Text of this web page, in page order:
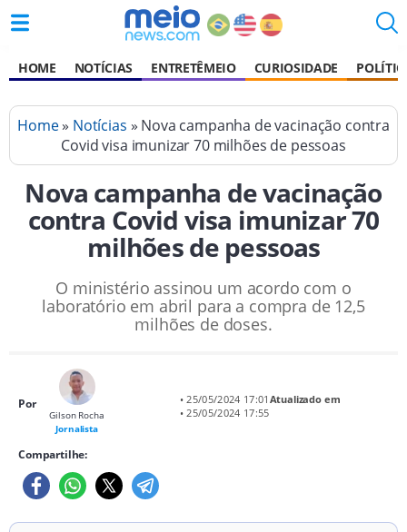
HOME NOTÍCIAS ENTRETÊMEIO CURIOSIDADE
Home» Notícias » Nova campanha de vacinação contra
Covid visa imunizar 70 milhões de pessoas
Nova campanha de vacinação
contra Covid visa imunizar 70
milhões de pessoas
O ministério assinou um acordo com o
laboratório em abril para a compra de 12,5
milhões de doses.
Por
Gilson Rocha
Jornalista
• 25/05/2024 17:01 Atualizado em
• 25/05/2024 17:55
Compartilhe: